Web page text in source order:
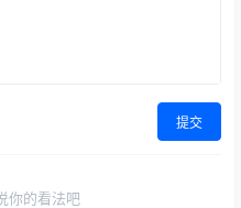
提交
你的看法吧